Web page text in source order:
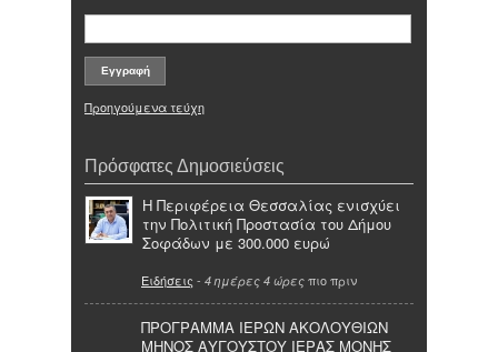
Προηγούμενα τεύχη
Πρόσφατες Δημοσιεύσεις
Η Περιφέρεια Θεσσαλίας ενισχύει
την Πολιτική Προστασία του Δήμου
Σοφάδων με 300.000 ευρώ
Ειδήσεις - 4 ημέρες 4 ώρες πιο πριν
ΠΡΟΓΡΑΜΜΑ ΙΕΡΩΝ ΑΚΟΛΟΥΘΙΩΝ
ΜΗΝΟΣ ΑΥΓΟΥΣΤΟΥ ΙΕΡΑΣ ΜΟΝΗΣ